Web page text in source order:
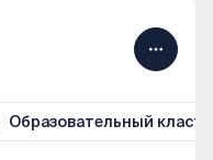
Образовательный